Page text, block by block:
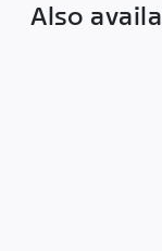
Also